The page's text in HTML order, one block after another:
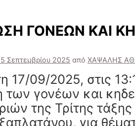
ΓΟΝΕΩΝ ΚΑΙ
Σεπτεμβρίου 2025 από ΧΑΨΑΛΗΣ
17/09/2025, στις
των γονέων και
της Τρίτης
για